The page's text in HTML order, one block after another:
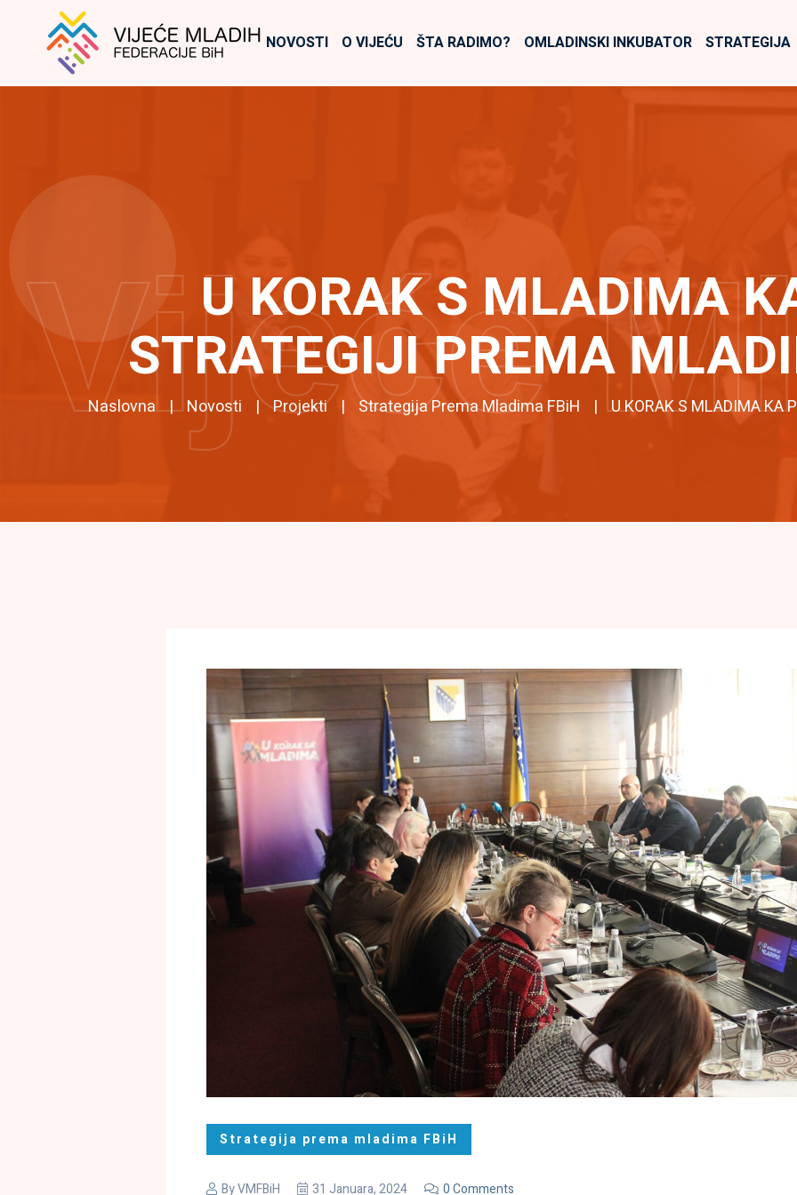
NOVOSTI O VIJEĆU ŠTA RADIMO? OMLADINSKI INKUBATOR STRATEGIJA
U KORAK S MLADIMA
STRATEGIJI PREMA
Naslovna Novosti Projekti Strategija Prema Mladima FBiH U KORAK S MLADIMA KA
Vijeće
Strategija prema mladima FBiH
ByVMFBiH 31 Januara, 2024 0 Comments